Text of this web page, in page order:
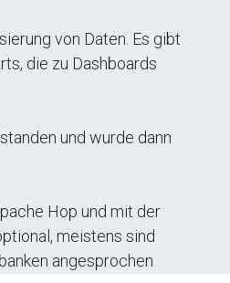
von Daten. Es gibt
die zu Dashboards
und wurde dann
Hop und mit der
meistens sind
angesprochen